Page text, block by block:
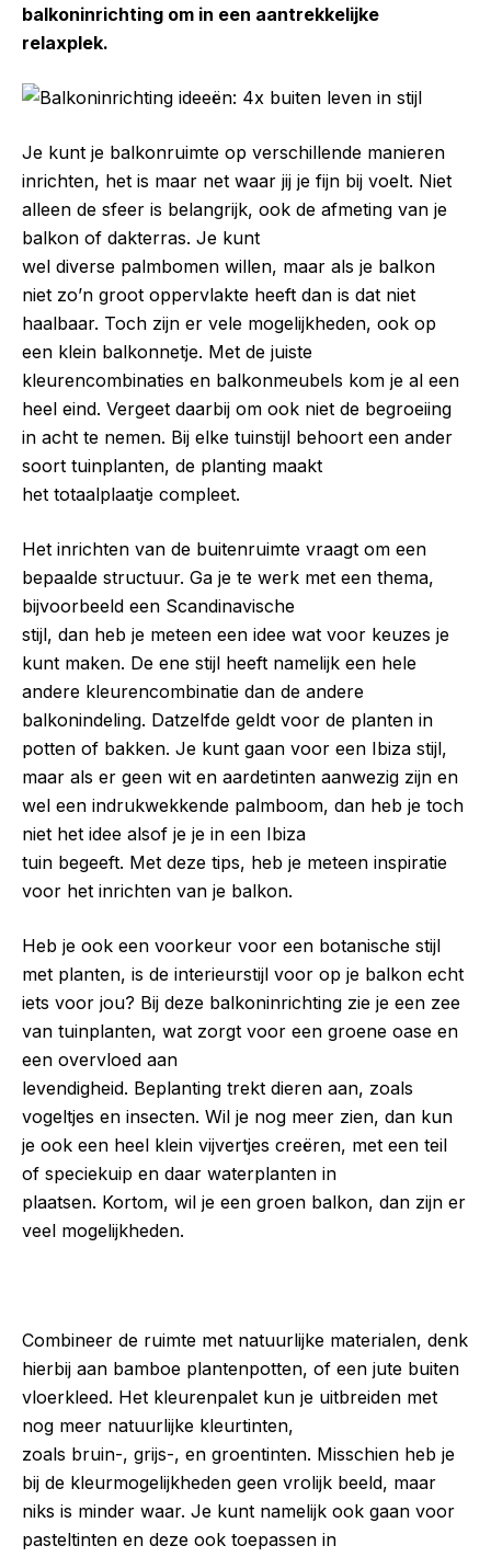
balkoninrichting om in een aantrekkelijke
relaxplek.
Je kunt je balkonruimte op verschillende manieren
inrichten, het is maar net waar jij je fijn bij voelt. Niet
alleen de sfeer is belangrijk, ook de afmeting van je
balkon of dakterras. Je kunt
wel diverse palmbomen willen, maar als je balkon
niet zo’n groot oppervlakte heeft dan is dat niet
haalbaar. Toch zijn er vele mogelijkheden, ook op
een klein balkonnetje. Met de juiste
kleurencombinaties en balkonmeubels kom je al een
heel eind. Vergeet daarbij om ook niet de begroeiing
in acht te nemen. Bij elke tuinstijl behoort een ander
soort tuinplanten, de planting maakt
het totaalplaatje compleet.
Het inrichten van de buitenruimte vraagt om een
bepaalde structuur. Ga je te werk met een thema,
bijvoorbeeld een Scandinavische
stijl, dan heb je meteen een idee wat voor keuzes je
kunt maken. De ene stijl heeft namelijk een hele
andere kleurencombinatie dan de andere
balkonindeling. Datzelfde geldt voor de planten in
potten of bakken. Je kunt gaan voor een Ibiza stijl,
maar als er geen wit en aardetinten aanwezig zijn en
wel een indrukwekkende palmboom, dan heb je toch
niet het idee alsof je je in een Ibiza
tuin begeeft. Met deze tips, heb je meteen inspiratie
voor het inrichten van je balkon.
Heb je ook een voorkeur voor een botanische stijl
met planten, is de interieurstijl voor op je balkon echt
iets voor jou? Bij deze balkoninrichting zie je een zee
van tuinplanten, wat zorgt voor een groene oase en
een overvloed aan
levendigheid. Beplanting trekt dieren aan, zoals
vogeltjes en insecten. Wil je nog meer zien, dan kun
je ook een heel klein vijvertjes creëren, met een teil
of speciekuip en daar waterplanten in
plaatsen. Kortom, wil je een groen balkon, dan zijn er
veel mogelijkheden.
Combineer de ruimte met natuurlijke materialen, denk
hierbij aan bamboe plantenpotten, of een jute buiten
vloerkleed. Het kleurenpalet kun je uitbreiden met
nog meer natuurlijke kleurtinten,
zoals bruin-, grijs-, en groentinten. Misschien heb je
bij de kleurmogelijkheden geen vrolijk beeld, maar
niks is minder waar. Je kunt namelijk ook gaan voor
pasteltinten en deze ook toepassen in